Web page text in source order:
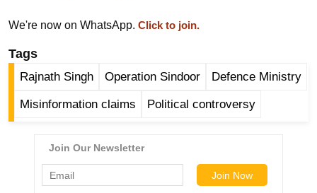
म
नो
रं
न
We're now on WhatsApp. Click to join.
Tags
Rajnath Singh Operation Sindoor Defence Ministry
Misinformation claims Political controversy